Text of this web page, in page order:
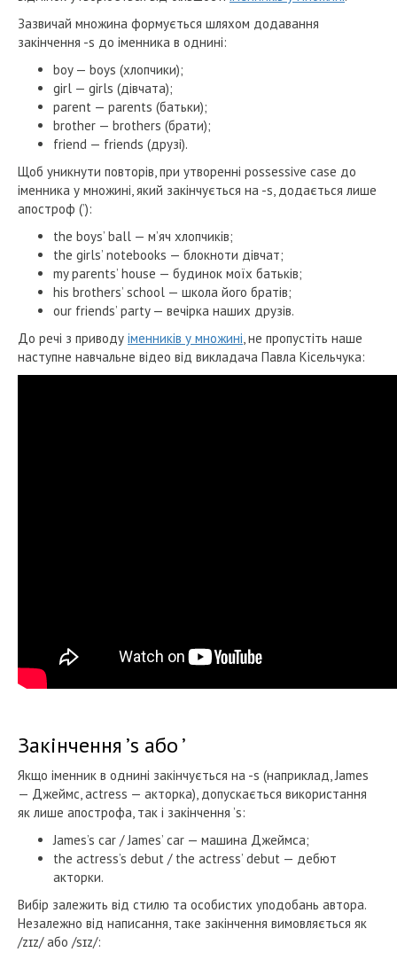
Зазвичай множина формується шляхом додавання
закінчення -s до іменника в однині:
boy — boys (хлопчики);
girl — girls (дівчата);
parent — parents (батьки);
brother — brothers (брати);
friend — friends (друзі).
Щоб уникнути повторів, при утворенні possessive case до
іменника у множині, який закінчується на -s, додається лише
апостроф (’):
the boys’ ball — м’яч хлопчиків;
the girls’ notebooks — блокноти дівчат;
my parents’ house — будинок моїх батьків;
his brothers’ school — школа його братів;
our friends’ party — вечірка наших друзів.
До речі з приводу іменників у множині, не пропустіть наше
наступне навчальне відео від викладача Павла Кісельчука:
Закінчення ’s або ’
Якщо іменник в однині закінчується на -s (наприклад, James
— Джеймс, actress — акторка), допускається використання
як лише апострофа, так і закінчення ’s:
James’s car / James’ car — машина Джеймса;
the actress’s debut / the actress’ debut — дебют
акторки.
Вибір залежить від стилю та особистих уподобань автора.
Незалежно від написання, таке закінчення вимовляється як
/zɪz/ або /sɪz/: